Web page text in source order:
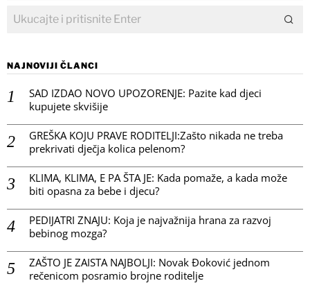
NAJNOVIJI ČLANCI
SAD IZDAO NOVO UPOZORENJE: Pazite kad djeci
kupujete skvišije
GREŠKA KOJU PRAVE RODITELJI:Zašto nikada ne treba
prekrivati dječja kolica pelenom?
KLIMA, KLIMA, E PA ŠTA JE: Kada pomaže, a kada može
biti opasna za bebe i djecu?
PEDIJATRI ZNAJU: Koja je najvažnija hrana za razvoj
bebinog mozga?
ZAŠTO JE ZAISTA NAJBOLJI: Novak Đoković jednom
rečenicom posramio brojne roditelje